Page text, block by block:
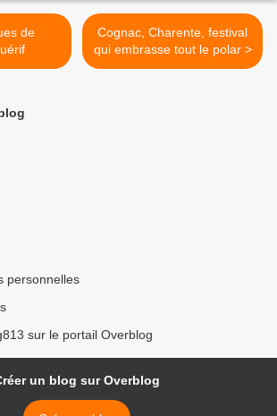
Cognac, Charente, festival
qui embrasse tout le polar >
personnelles
sur le portail Overblog
un blog sur Overblog